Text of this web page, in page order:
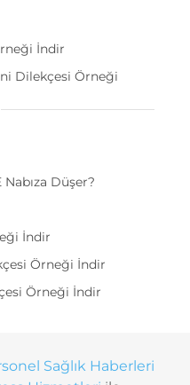
İndir
Dilekçesi Örneği
Düşer?
İndir
Örneği İndir
Örneği İndir
Sağlık Haberleri